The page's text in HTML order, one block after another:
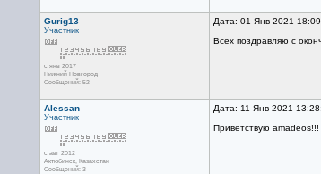
Gurig13
Участник
с янв 2017
Нижний Новгород
Сообщений: 52
Дата: 01 Янв 2021
Всех поздравляю с
Alessan
Участник
с авг 2012
Актюбинск, Казахстан
Сообщений: 3
Дата: 11 Янв 2021
Приветствую